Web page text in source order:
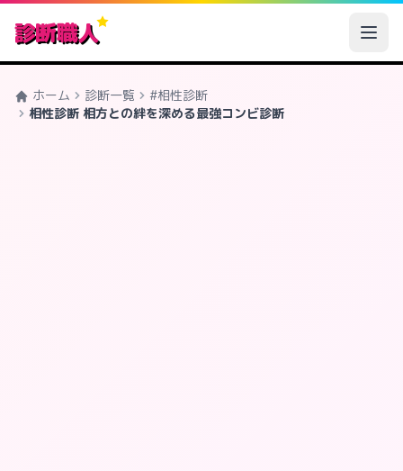
診断職人
ホーム 診断一覧
#相性診断
相性診断 相方との絆を深める最強コンビ診断